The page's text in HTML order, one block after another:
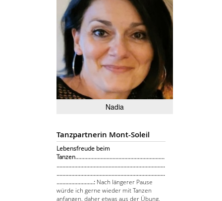
Nadia
Tanzpartnerin Mont-Soleil
Lebensfreude beim
Tanzen............................................................
.........................................................................
.........................................................................
.........................: Nach längerer Pause
würde ich gerne wieder mit Tanzen
anfangen, daher etwas aus der Übung,